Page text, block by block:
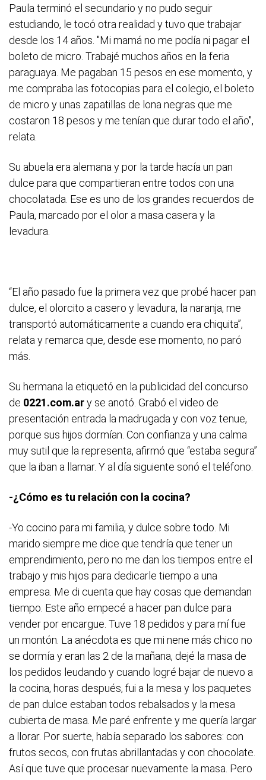
Paula terminó el secundario y no pudo seguir
estudiando, le tocó otra realidad y tuvo que trabajar
desde los 14 años. "Mi mamá no me podía ni pagar el
boleto de micro. Trabajé muchos años en la feria
paraguaya. Me pagaban 15 pesos en ese momento, y
me compraba las fotocopias para el colegio, el boleto
de micro y unas zapatillas de lona negras que me
costaron 18 pesos y me tenían que durar todo el año",
relata.
Su abuela era alemana y por la tarde hacía un pan
dulce para que compartieran entre todos con una
chocolatada. Ese es uno de los grandes recuerdos de
Paula, marcado por el olor a masa casera y la
levadura.
“El año pasado fue la primera vez que probé hacer pan
dulce, el olorcito a casero y levadura, la naranja, me
transportó automáticamente a cuando era chiquita”,
relata y remarca que, desde ese momento, no paró
más.
Su hermana la etiquetó en la publicidad del concurso
de 0221.com.ary se anotó. Grabó el video de
presentación entrada la madrugada y con voz tenue,
porque sus hijos dormían. Con confianza y una calma
muy sutil que la representa, afirmó que “estaba segura”
que la iban a llamar. Y al día siguiente sonó el teléfono.
-¿Cómo es tu relación con la cocina?
-Yo cocino para mi familia, y dulce sobre todo. Mi
marido siempre me dice que tendría que tener un
emprendimiento, pero no me dan los tiempos entre el
trabajo y mis hijos para dedicarle tiempo a una
empresa. Me di cuenta que hay cosas que demandan
tiempo. Este año empecé a hacer pan dulce para
vender por encargue. Tuve 18 pedidos y para mí fue
un montón. La anécdota es que mi nene más chico no
se dormía y eran las 2 de la mañana, dejé la masa de
los pedidos leudando y cuando logré bajar de nuevo a
la cocina, horas después, fui a la mesa y los paquetes
de pan dulce estaban todos rebalsados y la mesa
cubierta de masa. Me paré enfrente y me quería largar
a llorar. Por suerte, había separado los sabores: con
frutos secos, con frutas abrillantadas y con chocolate.
Así que tuve que procesar nuevamente la masa. Pero